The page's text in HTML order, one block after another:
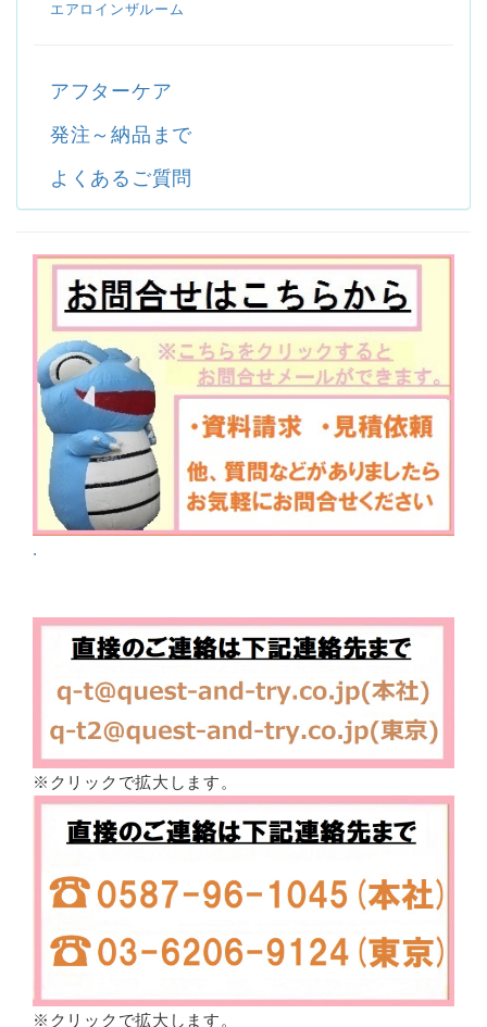
エアロインザルーム
アフターケア
発注～納品まで
よくあるご質問
.
※クリックで拡大します。
※クリックで拡大します。